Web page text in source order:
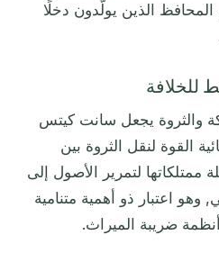
الذين يولّدون دخلًا
والثروة يجعل سانت كيتس
القوة لنقل الثروة بين
ممتلكاتها لتمرير الأصول إلى
وهو اعتبار ذو أهمية متنامية
ضريبة الميراث.